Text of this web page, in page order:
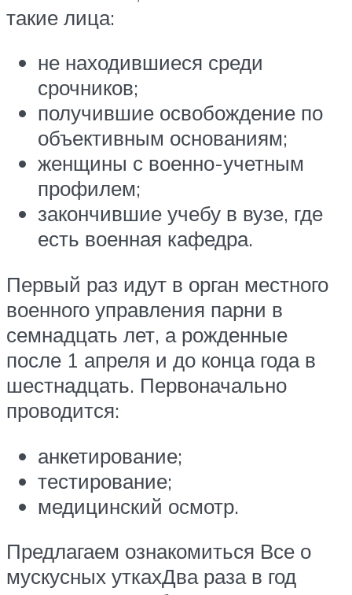
такие лица:
не находившиеся среди
срочников;
получившие освобождение по
объективным основаниям;
женщины с военно-учетным
профилем;
закончившие учебу в вузе, где
есть военная кафедра.
Первый раз идут в орган местного
военного управления парни в
семнадцать лет, а рожденные
после 1 апреля и до конца года в
шестнадцать. Первоначально
проводится:
анкетирование;
тестирование;
медицинский осмотр.
Предлагаем ознакомиться Все о
мускусных уткахДва раза в год